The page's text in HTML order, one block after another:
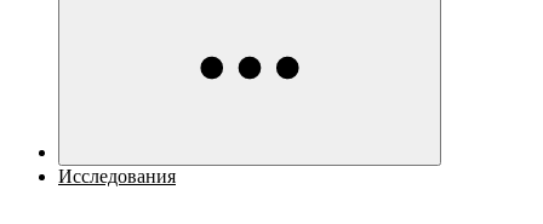
Исследования